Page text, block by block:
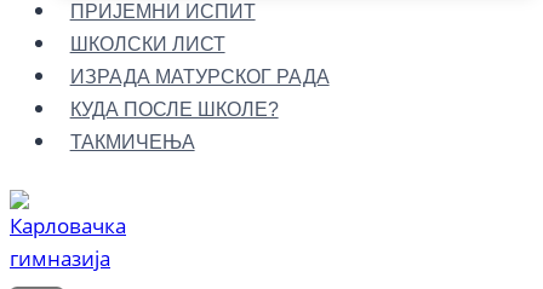
ПРИЈЕМНИ ИСПИТ
ШКОЛСКИ ЛИСТ
ИЗРАДА МАТУРСКОГ РАДА
КУДА ПОСЛЕ ШКОЛЕ?
ТАКМИЧЕЊА